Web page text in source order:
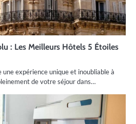
: Les Meilleurs Hôtels 5 Étoiles
expérience unique et inoubliable à
de votre séjour dans…